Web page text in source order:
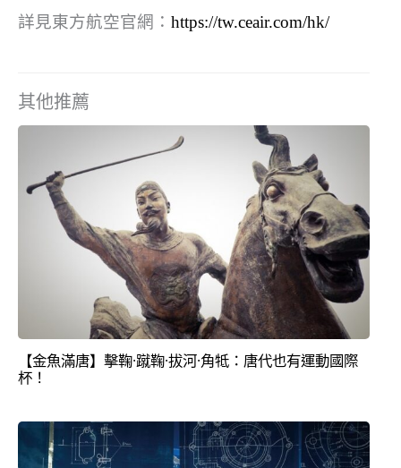
詳見東方航空官網： https://tw.ceair.com/hk/
其他推薦
【金魚滿唐】擊鞠·蹴鞠·拔河·角牴：唐代也有運動國際
杯！